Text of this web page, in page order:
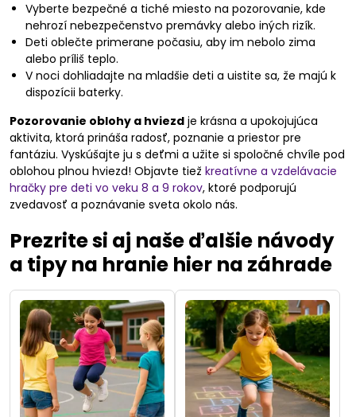
Vyberte bezpečné a tiché miesto na pozorovanie, kde
nehrozí nebezpečenstvo premávky alebo iných rizík.
Deti oblečte primerane počasiu, aby im nebolo zima
alebo príliš teplo.
V noci dohliadajte na mladšie deti a uistite sa, že majú k
dispozícii baterky.
Pozorovanie oblohy a hviezd je krásna a upokojujúca
aktivita, ktorá prináša radosť, poznanie a priestor pre
fantáziu. Vyskúšajte ju s deťmi a užite si spoločné chvíle pod
oblohou plnou hviezd! Objavte tiež kreatívne a vzdelávacie
hračky pre deti vo veku 8 a 9 rokov, ktoré podporujú
zvedavosť a poznávanie sveta okolo nás.
Prezrite si aj naše ďalšie návody
a tipy na hranie hier na záhrade